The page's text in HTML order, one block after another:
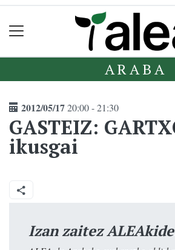
ARABA
2012/05/1720:00 - 21:30
GASTEIZ:
ikusgai
Izan zaitez